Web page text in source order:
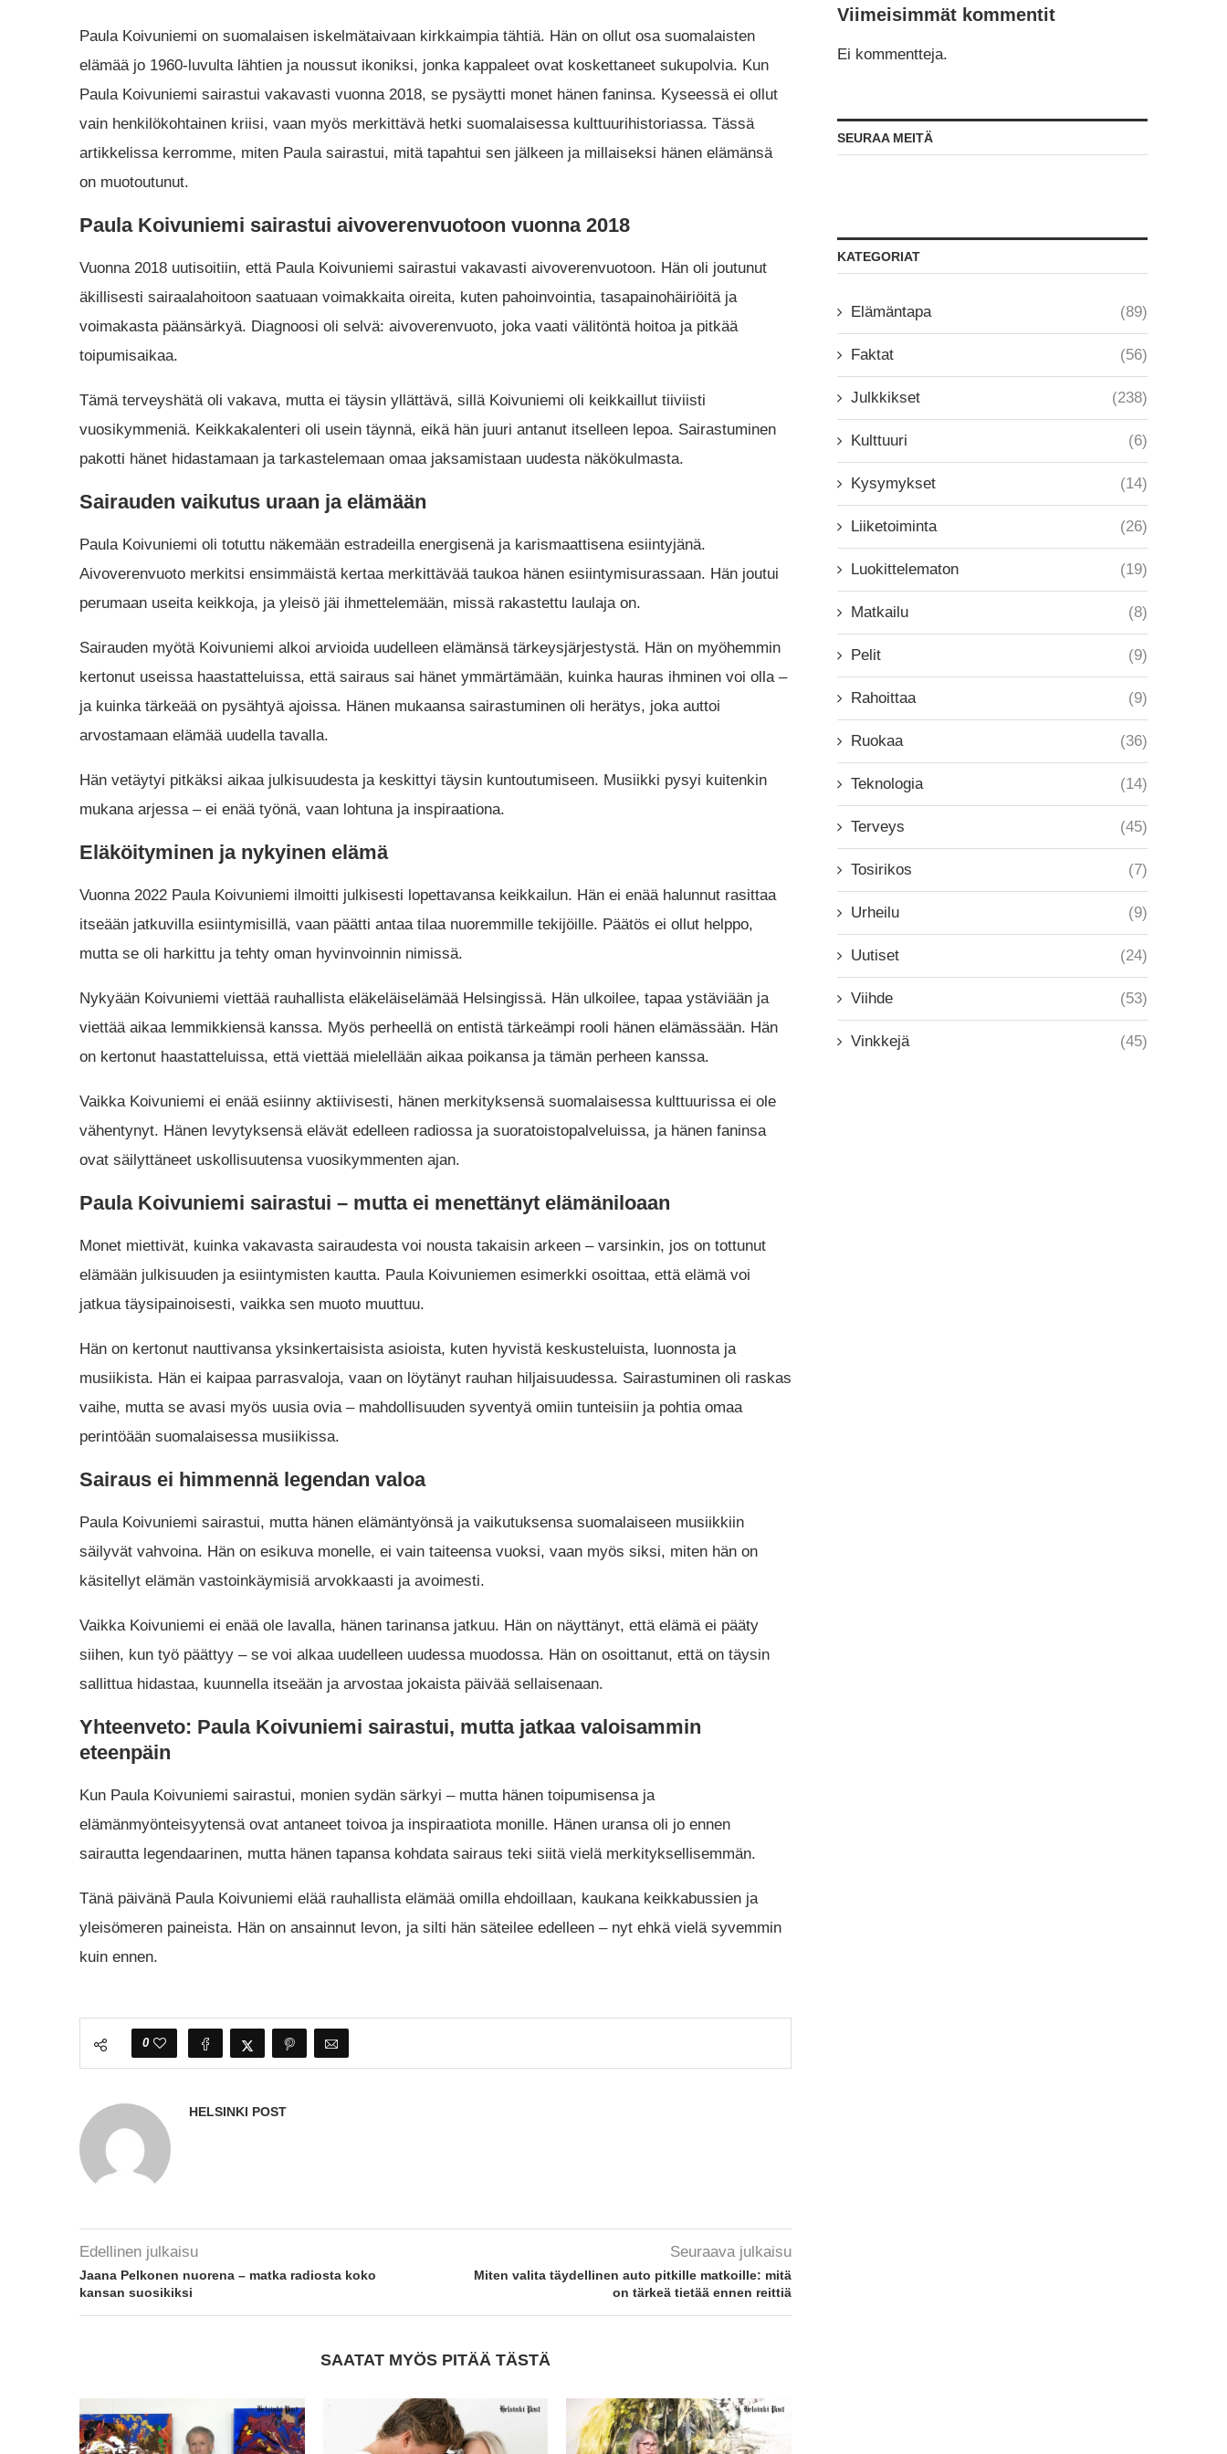
Paula Koivuniemi on suomalaisen iskelmätaivaan kirkkaimpia tähtiä. Hän on ollut osa suomalaisten
elämää jo 1960-luvulta lähtien ja noussut ikoniksi, jonka kappaleet ovat koskettaneet sukupolvia. Kun
Paula Koivuniemi sairastui vakavasti vuonna 2018, se pysäytti monet hänen faninsa. Kyseessä ei ollut
vain henkilökohtainen kriisi, vaan myös merkittävä hetki suomalaisessa kulttuurihistoriassa. Tässä
artikkelissa kerromme, miten Paula sairastui, mitä tapahtui sen jälkeen ja millaiseksi hänen elämänsä
on muotoutunut.
Paula Koivuniemi sairastui aivoverenvuotoon vuonna 2018
Vuonna 2018 uutisoitiin, että Paula Koivuniemi sairastui vakavasti aivoverenvuotoon. Hän oli joutunut
äkillisesti sairaalahoitoon saatuaan voimakkaita oireita, kuten pahoinvointia, tasapainohäiriöitä ja
voimakasta päänsärkyä. Diagnoosi oli selvä: aivoverenvuoto, joka vaati välitöntä hoitoa ja pitkää
toipumisaikaa.
Tämä terveyshätä oli vakava, mutta ei täysin yllättävä, sillä Koivuniemi oli keikkaillut tiiviisti
vuosikymmeniä. Keikkakalenteri oli usein täynnä, eikä hän juuri antanut itselleen lepoa. Sairastuminen
pakotti hänet hidastamaan ja tarkastelemaan omaa jaksamistaan uudesta näkökulmasta.
Sairauden vaikutus uraan ja elämään
Paula Koivuniemi oli totuttu näkemään estradeilla energisenä ja karismaattisena esiintyjänä.
Aivoverenvuoto merkitsi ensimmäistä kertaa merkittävää taukoa hänen esiintymisurassaan. Hän joutui
perumaan useita keikkoja, ja yleisö jäi ihmettelemään, missä rakastettu laulaja on.
Sairauden myötä Koivuniemi alkoi arvioida uudelleen elämänsä tärkeysjärjestystä. Hän on myöhemmin
kertonut useissa haastatteluissa, että sairaus sai hänet ymmärtämään, kuinka hauras ihminen voi olla –
ja kuinka tärkeää on pysähtyä ajoissa. Hänen mukaansa sairastuminen oli herätys, joka auttoi
arvostamaan elämää uudella tavalla.
Hän vetäytyi pitkäksi aikaa julkisuudesta ja keskittyi täysin kuntoutumiseen. Musiikki pysyi kuitenkin
mukana arjessa – ei enää työnä, vaan lohtuna ja inspiraationa.
Eläköityminen ja nykyinen elämä
Vuonna 2022 Paula Koivuniemi ilmoitti julkisesti lopettavansa keikkailun. Hän ei enää halunnut rasittaa
itseään jatkuvilla esiintymisillä, vaan päätti antaa tilaa nuoremmille tekijöille. Päätös ei ollut helppo,
mutta se oli harkittu ja tehty oman hyvinvoinnin nimissä.
Nykyään Koivuniemi viettää rauhallista eläkeläiselämää Helsingissä. Hän ulkoilee, tapaa ystäviään ja
viettää aikaa lemmikkiensä kanssa. Myös perheellä on entistä tärkeämpi rooli hänen elämässään. Hän
on kertonut haastatteluissa, että viettää mielellään aikaa poikansa ja tämän perheen kanssa.
Vaikka Koivuniemi ei enää esiinny aktiivisesti, hänen merkityksensä suomalaisessa kulttuurissa ei ole
vähentynyt. Hänen levytyksensä elävät edelleen radiossa ja suoratoistopalveluissa, ja hänen faninsa
ovat säilyttäneet uskollisuutensa vuosikymmenten ajan.
Paula Koivuniemi sairastui – mutta ei menettänyt elämäniloaan
Monet miettivät, kuinka vakavasta sairaudesta voi nousta takaisin arkeen – varsinkin, jos on tottunut
elämään julkisuuden ja esiintymisten kautta. Paula Koivuniemen esimerkki osoittaa, että elämä voi
jatkua täysipainoisesti, vaikka sen muoto muuttuu.
Hän on kertonut nauttivansa yksinkertaisista asioista, kuten hyvistä keskusteluista, luonnosta ja
musiikista. Hän ei kaipaa parrasvaloja, vaan on löytänyt rauhan hiljaisuudessa. Sairastuminen oli raskas
vaihe, mutta se avasi myös uusia ovia – mahdollisuuden syventyä omiin tunteisiin ja pohtia omaa
perintöään suomalaisessa musiikissa.
Sairaus ei himmennä legendan valoa
Paula Koivuniemi sairastui, mutta hänen elämäntyönsä ja vaikutuksensa suomalaiseen musiikkiin
säilyvät vahvoina. Hän on esikuva monelle, ei vain taiteensa vuoksi, vaan myös siksi, miten hän on
käsitellyt elämän vastoinkäymisiä arvokkaasti ja avoimesti.
Vaikka Koivuniemi ei enää ole lavalla, hänen tarinansa jatkuu. Hän on näyttänyt, että elämä ei pääty
siihen, kun työ päättyy – se voi alkaa uudelleen uudessa muodossa. Hän on osoittanut, että on täysin
sallittua hidastaa, kuunnella itseään ja arvostaa jokaista päivää sellaisenaan.
Yhteenveto: Paula Koivuniemi sairastui, mutta jatkaa valoisammin
eteenpäin
Kun Paula Koivuniemi sairastui, monien sydän särkyi – mutta hänen toipumisensa ja
elämänmyönteisyytensä ovat antaneet toivoa ja inspiraatiota monille. Hänen uransa oli jo ennen
sairautta legendaarinen, mutta hänen tapansa kohdata sairaus teki siitä vielä merkityksellisemmän.
Tänä päivänä Paula Koivuniemi elää rauhallista elämää omilla ehdoillaan, kaukana keikkabussien ja
yleisömeren paineista. Hän on ansainnut levon, ja silti hän säteilee edelleen – nyt ehkä vielä syvemmin
kuin ennen.
0
HELSINKI POST
Edellinen julkaisu
Jaana Pelkonen nuorena – matka radiosta koko
kansan suosikiksi
Seuraava julkaisu
Miten valita täydellinen auto pitkille matkoille: mitä
on tärkeä tietää ennen reittiä
SAATAT MYÖS PITÄÄ TÄSTÄ
Viimeisimmät kommentit
Ei kommentteja.
SEURAA MEITÄ
KATEGORIAT
Elämäntapa (89)
Faktat (56)
Julkkikset (238)
Kulttuuri (6)
Kysymykset (14)
Liiketoiminta (26)
Luokittelematon (19)
Matkailu (8)
Pelit (9)
Rahoittaa (9)
Ruokaa (36)
Teknologia (14)
Terveys (45)
Tosirikos (7)
Urheilu (9)
Uutiset (24)
Viihde (53)
Vinkkejä (45)